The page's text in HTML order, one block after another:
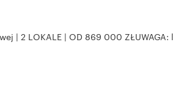
| 2 LOKALE | OD 869 000